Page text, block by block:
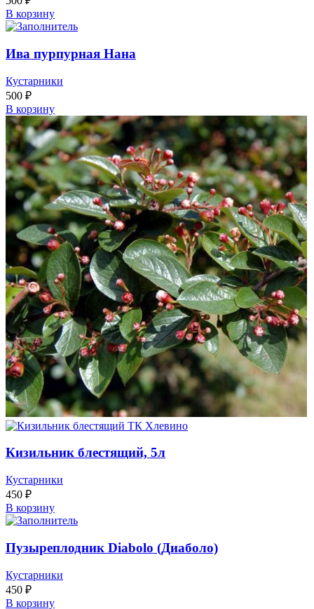
В корзину
Ива пурпурная Нана
Кустарники
500 ₽
В корзину
Кизильник блестящий, 5л
Кустарники
450 ₽
В корзину
Пузыреплодник Diabolo (Диаболо)
Кустарники
450 ₽
В корзину